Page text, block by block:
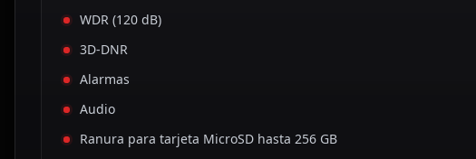
WDR (120 dB)
3D-DNR
Alarmas
Audio
Ranura para tarjeta MicroSD hasta 256 GB